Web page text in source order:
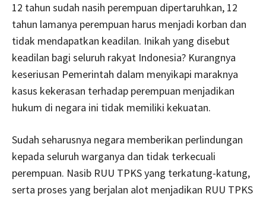
12 tahun sudah nasih perempuan dipertaruhkan, 12
tahun lamanya perempuan harus menjadi korban dan
tidak mendapatkan keadilan. Inikah yang disebut
keadilan bagi seluruh rakyat Indonesia? Kurangnya
keseriusan Pemerintah dalam menyikapi maraknya
kasus kekerasan terhadap perempuan menjadikan
hukum di negara ini tidak memiliki kekuatan.
Sudah seharusnya negara memberikan perlindungan
kepada seluruh warganya dan tidak terkecuali
perempuan. Nasib RUU TPKS yang terkatung-katung,
serta proses yang berjalan alot menjadikan RUU TPKS